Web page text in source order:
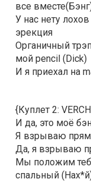
все
У нас нету
эрекция
Органичный
мой pencil (Dick)
И я приехал на
{Куплет 2:
И да, это моё
Я взрываю
Да, я взрываю
Мы положим
спальный